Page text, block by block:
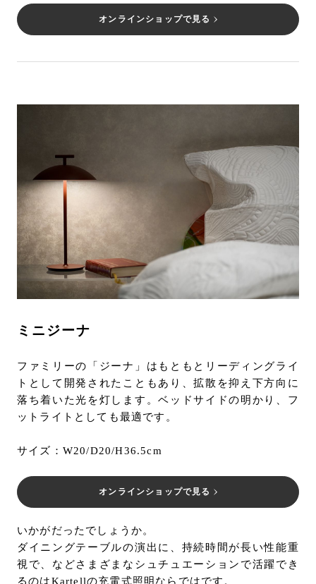
オンラインショップで見る
ミニジーナ
ファミリーの「ジーナ」はもともとリーディングライ
トとして開発されたこともあり、拡散を抑え下方向に
落ち着いた光を灯します。ベッドサイドの明かり、フ
ットライトとしても最適です。
サイズ：W20/D20/H36.5cm
オンラインショップで見る
いかがだったでしょうか。
ダイニングテーブルの演出に、持続時間が長い性能重
視で、などさまざまなシュチュエーションで活躍でき
るのはKartellの充電式照明ならではです。